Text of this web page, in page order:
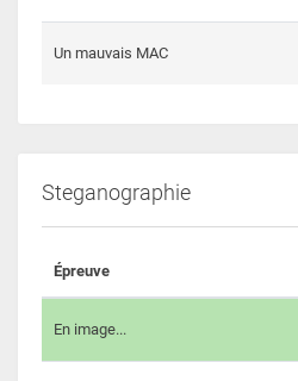
Un mauvais MAC
Steganographie
Épreuve
En image...